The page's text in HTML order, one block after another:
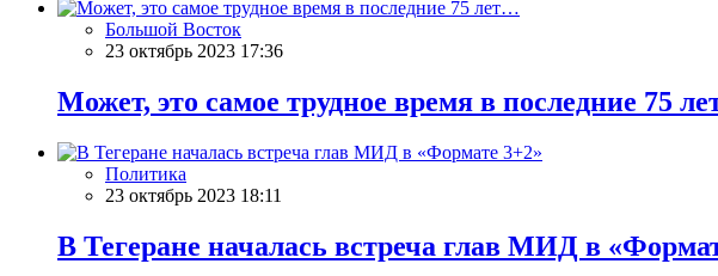
Большой Восток
23 октябрь 2023 17:36
Может, это самое трудное время в последние 75
Политика
23 октябрь 2023 18:11
В Тегеране началась встреча глав МИД в